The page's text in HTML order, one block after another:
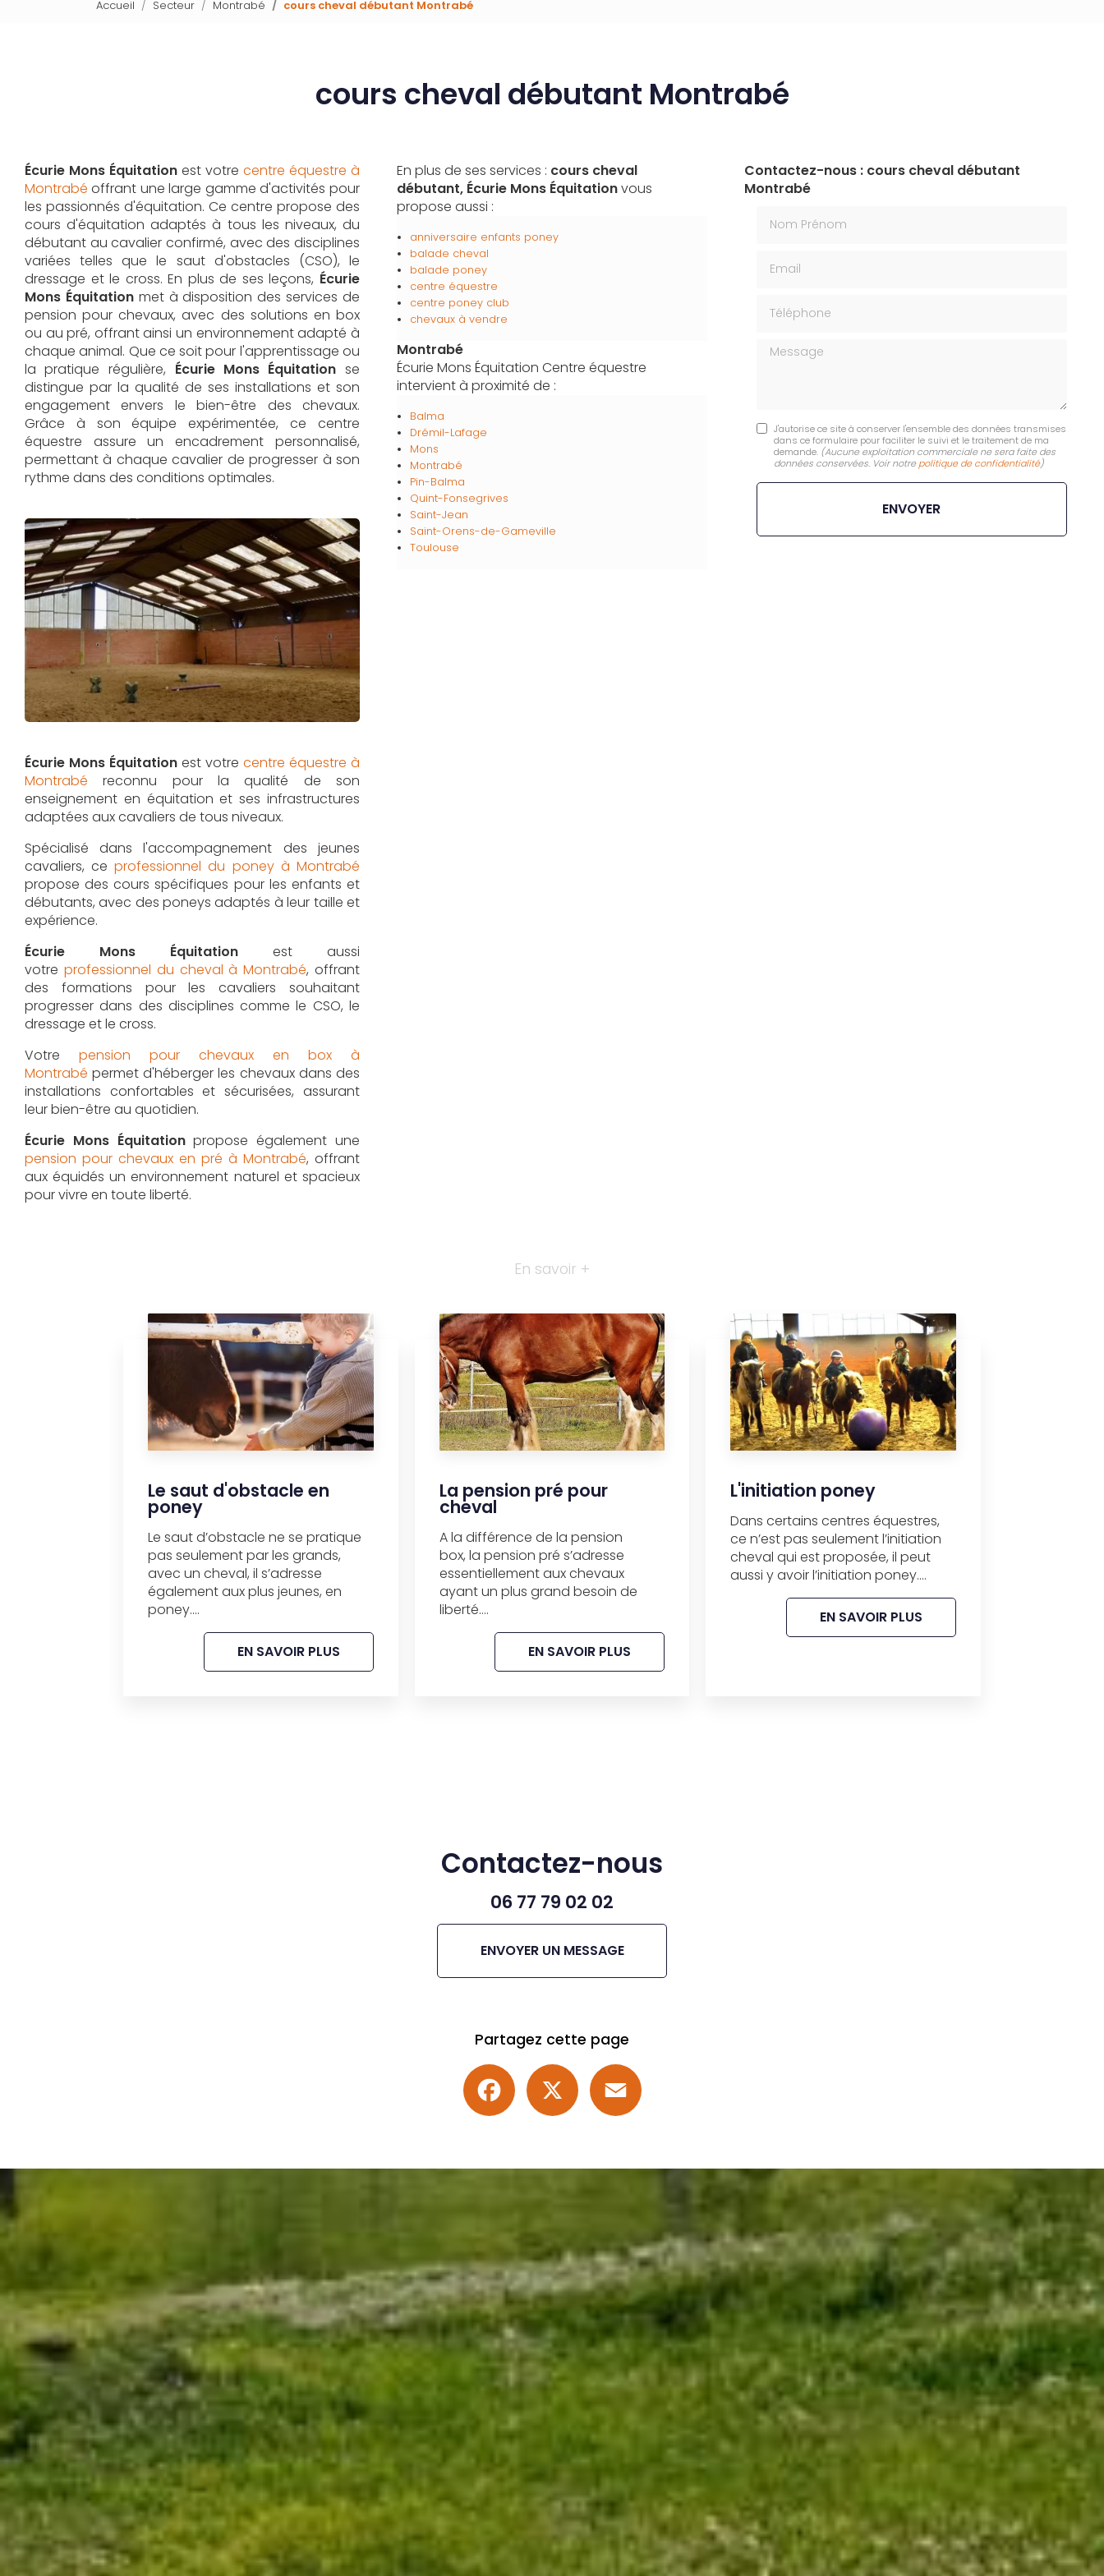
Accueil Secteur Montrabé cours cheval débutant Montrabé
cours cheval débutant Montrabé
Écurie Mons Équitation est votre centre équestre à
Montrabé offrant une large gamme d'activités pour
les passionnés d'équitation. Ce centre propose des
cours d'équitation adaptés à tous les niveaux, du
débutant au cavalier confirmé, avec des disciplines
variées telles que le saut d'obstacles (CSO), le
dressage et le cross. En plus de ses leçons, Écurie
Mons Équitationmet à disposition des services de
pension pour chevaux, avec des solutions en box
ou au pré, offrant ainsi un environnement adapté à
chaque animal. Que ce soit pour l'apprentissage ou
la pratique régulière, Écurie Mons Équitation se
distingue par la qualité de ses installations et son
engagement envers le bien-être des chevaux.
Grâce à son équipe expérimentée, ce centre
équestre assure un encadrement personnalisé,
permettant à chaque cavalier de progresser à son
rythme dans des conditions optimales.
Écurie Mons Équitation est votre centre équestre à
Montrabé reconnu pour la qualité de son
enseignement en équitation et ses infrastructures
adaptées aux cavaliers de tous niveaux.
Spécialisé dans l'accompagnement des jeunes
cavaliers, ceprofessionnel du poney à Montrabé
propose des cours spécifiques pour les enfants et
débutants, avec des poneys adaptés à leur taille et
expérience.
Écurie Mons Équitation est aussi
votre professionnel du cheval à Montrabé, offrant
des formations pour les cavaliers souhaitant
progresser dans des disciplines comme le CSO, le
dressage et le cross.
Votre pension pour chevaux en box à
Montrabé permet d'héberger les chevaux dans des
installations confortables et sécurisées, assurant
leur bien-être au quotidien.
Écurie Mons Équitationpropose également une
pension pour chevaux en pré à Montrabé, offrant
aux équidés un environnement naturel et spacieux
pour vivre en toute liberté.
En plus de ses services : cours cheval
débutant, Écurie Mons Équitationvous
propose aussi :
anniversaire enfants poney
balade cheval
balade poney
centre équestre
centre poney club
chevaux à vendre
Montrabé
Écurie Mons Équitation Centre équestre
intervient à proximité de :
Balma
Drémil-Lafage
Mons
Montrabé
Pin-Balma
Quint-Fonsegrives
Saint-Jean
Saint-Orens-de-Gameville
Toulouse
Contactez-nous : cours cheval débutant
Montrabé
Message
J'autorise ce site à conserver l'ensemble des données transmises
dans ce formulaire pour faciliter le suivi et le traitement de ma
demande. (Aucune exploitation commerciale ne sera faite des
données conservées. Voir notre politique de confidentialité)
En savoir +
Le saut d'obstacle en
poney
Le saut d’obstacle ne se pratique
pas seulement par les grands,
avec un cheval, il s’adresse
également aux plus jeunes, en
poney....
EN SAVOIR PLUS
La pension pré pour
cheval
A la différence de la pension
box, la pension pré s’adresse
essentiellement aux chevaux
ayant un plus grand besoin de
liberté....
EN SAVOIR PLUS
L'initiation poney
Dans certains centres équestres,
ce n’est pas seulement l’initiation
cheval qui est proposée, il peut
aussi y avoir l’initiation poney....
EN SAVOIR PLUS
Contactez-nous
06 77 79 02 02
ENVOYER UN MESSAGE
Partagez cette page
Facebook